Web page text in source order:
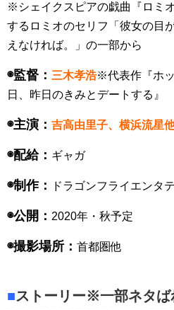
※シェイクスピアの戯曲『ロミ
するロミオのセリフ「彼女の目
えなければ。」の一部から
◉監督： 三木孝浩※代表作『ホ
日、昨日のきみとデートする』
◉主演： 吉高由里子、横浜流星
◉配給： ギャガ
◉制作： ドラゴンフライエンタ
◉公開： 2020年・秋予定
◉撮影場所： 首都圏他
■ストーリー※一部ネタば